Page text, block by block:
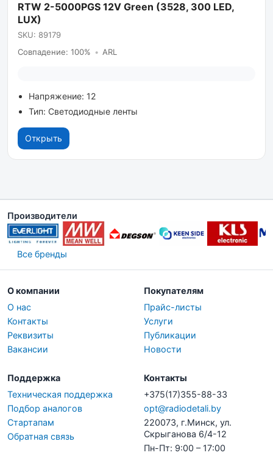
RTW 2-5000PGS 12V Green (3528, 300 LED,
LUX)
SKU: 89179
Совпадение: 100% • ARL
Напряжение: 12
Тип: Светодиодные ленты
Открыть
Производители
Все бренды
О компании
О нас
Контакты
Реквизиты
Вакансии
Покупателям
Прайс-листы
Услуги
Публикации
Новости
Поддержка
Техническая поддержка
Подбор аналогов
Стартапам
Обратная связь
Контакты
+375(17)355-88-33
opt@radiodetali.by
220073, г.Минск, ул.
Скрыганова 6/4-12
Пн-Пт: 9:00 – 17:00